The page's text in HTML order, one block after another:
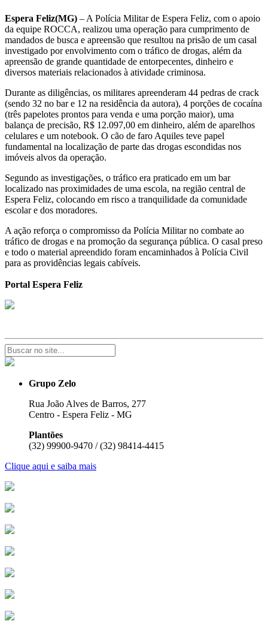
Espera Feliz(MG) – A Polícia Militar de Espera Feliz, com o apoio
da equipe ROCCA, realizou uma operação para cumprimento de
mandados de busca e apreensão que resultou na prisão de um casal
investigado por envolvimento com o tráfico de drogas, além da
apreensão de grande quantidade de entorpecentes, dinheiro e
diversos materiais relacionados à atividade criminosa.
Durante as diligências, os militares apreenderam 44 pedras de crack
(sendo 32 no bar e 12 na residência da autora), 4 porções de cocaína
(três papelotes prontos para venda e uma porção maior), uma
balança de precisão, R$ 12.097,00 em dinheiro, além de aparelhos
celulares e um notebook. O cão de faro Aquiles teve papel
fundamental na localização de parte das drogas escondidas nos
imóveis alvos da operação.
Segundo as investigações, o tráfico era praticado em um bar
localizado nas proximidades de uma escola, na região central de
Espera Feliz, colocando em risco a tranquilidade da comunidade
escolar e dos moradores.
A ação reforça o compromisso da Polícia Militar no combate ao
tráfico de drogas e na promoção da segurança pública. O casal preso
e todo o material apreendido foram encaminhados à Polícia Civil
para as providências legais cabíveis.
Portal Espera Feliz
Grupo Zelo
Rua João Alves de Barros, 277
Centro - Espera Feliz - MG
Plantões
(32) 99900-9470 / (32) 98414-4415
Clique aqui e saiba mais